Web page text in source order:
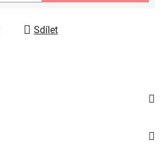
Sdílet